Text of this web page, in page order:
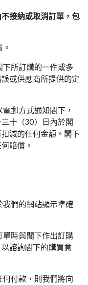
接納或取消訂單，包
所訂購的一件或多
或供應商所提供的定
郵方式通知閣下，
十（30）日內於閣
減的任何金額。閣下
賠償。
們的網站顯示準確
時與閣下作出訂購
諮詢閣下的購買意
付款，則我們將向